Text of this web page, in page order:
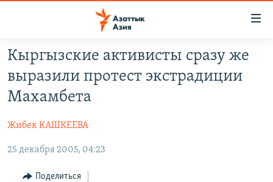
Вернуться
основному
содержанию
навигации
Вернутся
ЦЕНТРАЛЬНАЯ АЗИЯ
КАЗАХСТАН
УЗБЕКИСТАН
ТАДЖИКИСТАН
НОВОСТИ
НА ДРУГИХ ЯЗЫКАХ
ҚАЗАҚША
КЫРГЫЗЧА
Кыргызские активисты сразу же
выразили протест экстрадиции
Махамбета
Жибек КАШКЕЕВА
25 декабря 2005, 04:23
Поделиться